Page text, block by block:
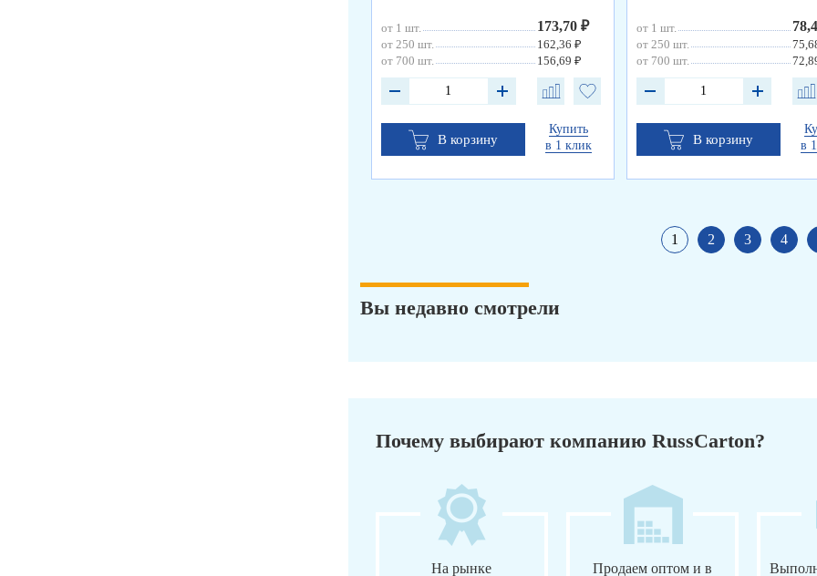
от 1 шт. 173,70 ₽
от 250 шт.
162,36 ₽
от 700 шт.
156,69 ₽
В корзину
Купить
в 1 клик
от 1 шт.
от 250 шт.
от 700 шт.
В корзину
в
1 2 3 4
Вы недавно смотрели
Почему выбирают компанию RussCarton?
На рынке Продаем оптом и в